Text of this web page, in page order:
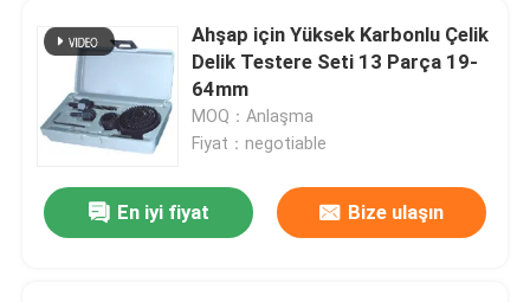
Ahşap için Yüksek Karbonlu Çelik
Delik Testere Seti 13 Parça 19-
64mm
MOQ：Anlaşma
Fiyat：negotiable
En iyi fiyat Bize ulaşın